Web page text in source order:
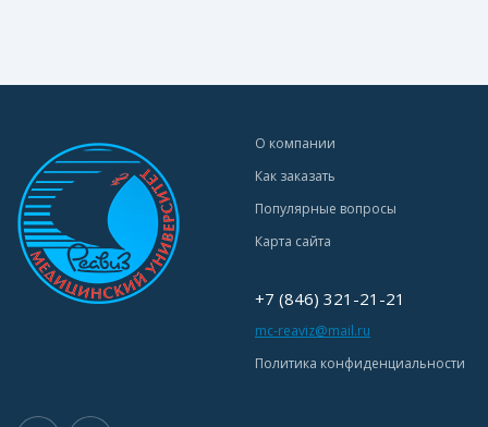
О компании
Как заказать
Популярные вопросы
Карта сайта
+7 (846) 321-21-21
mc-reaviz@mail.ru
Политика конфиденциальности